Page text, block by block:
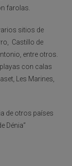
farolas.
sitios de
Castillo de
entre otros.
con calas
Les Marines,
de otros países
Dénia”